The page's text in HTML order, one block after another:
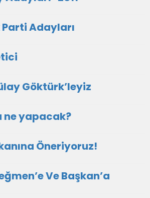
Adayları
Göktürk’leyiz
ne yapacak?
Öneriyoruz!
Ve Başkan’a